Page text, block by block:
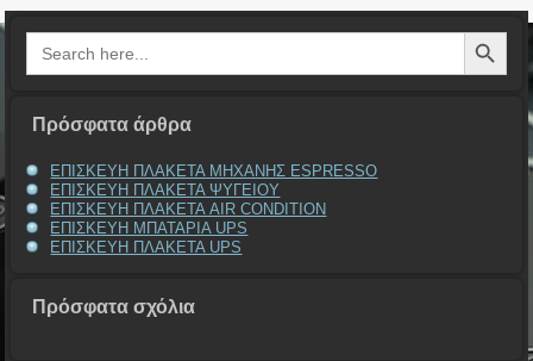
Search
for:
Search Button
Πρόσφατα άρθρα
ΕΠΙΣΚΕΥΗ ΠΛΑΚΕΤΑ ΜΗΧΑΝΗΣ ESPRESSO
ΕΠΙΣΚΕΥΗ ΠΛΑΚΕΤΑ ΨΥΓΕΙΟΥ
ΕΠΙΣΚΕΥΗ ΠΛΑΚΕΤΑ AIR CONDITION
ΕΠΙΣΚΕΥΗ ΜΠΑΤΑΡΙΑ UPS
ΕΠΙΣΚΕΥΗ ΠΛΑΚΕΤΑ UPS
Πρόσφατα σχόλια